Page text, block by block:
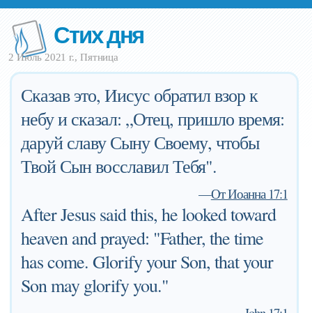
Стих дня
2 Июль 2021 г., Пятница
Сказав это, Иисус обратил взор к
небу и сказал: „Отец, пришло время:
даруй славу Сыну Своему, чтобы
Твой Сын восславил Тебя".
—От Иоанна 17:1
After Jesus said this, he looked toward
heaven and prayed: "Father, the time
has come. Glorify your Son, that your
Son may glorify you."